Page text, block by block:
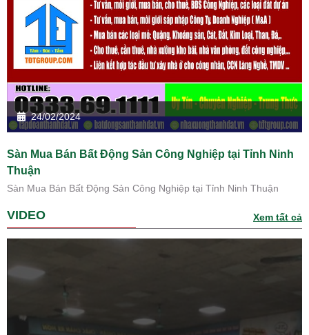
24/02/2024
Sàn Mua Bán Bất Động Sản Công Nghiệp tại Tỉnh Ninh
Thuận
Sàn Mua Bán Bất Động Sản Công Nghiệp tại Tỉnh Ninh Thuận
VIDEO Xem tất cả